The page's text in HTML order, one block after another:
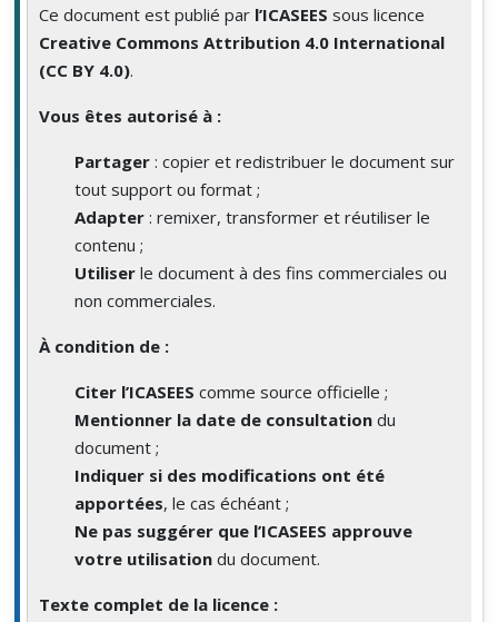
Ce document est publié par l’ICASEES sous licence
Creative Commons Attribution 4.0 International
(CC BY 4.0).
Vous êtes autorisé à :
Partager : copier et redistribuer le document sur
tout support ou format ;
Adapter : remixer, transformer et réutiliser le
contenu ;
Utiliser le document à des fins commerciales ou
non commerciales.
À condition de :
Citer l’ICASEES comme source officielle ;
Mentionner la date de consultation du
document ;
Indiquer si des modifications ont été
apportées, le cas échéant ;
Ne pas suggérer que l’ICASEES approuve
votre utilisation du document.
Texte complet de la licence :